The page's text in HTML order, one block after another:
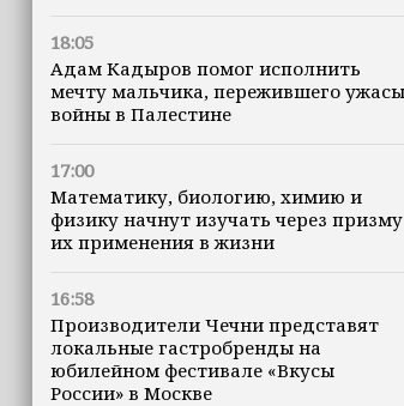
18:05
Адам Кадыров помог исполнить
мечту мальчика, пережившего ужасы
войны в Палестине
17:00
Математику, биологию, химию и
физику начнут изучать через призму
их применения в жизни
16:58
Производители Чечни представят
локальные гастробренды на
юбилейном фестивале «Вкусы
России» в Москве